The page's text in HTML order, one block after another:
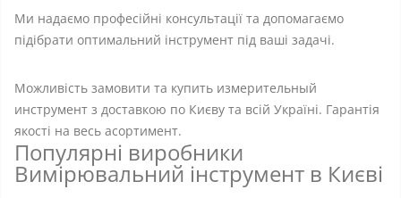
Ми надаємо професійні консультації та допомагаємо
підібрати оптимальний інструмент під ваші задачі.
Можливість замовити та купить измерительный
инструмент з доставкою по Києву та всій Україні. Гарантія
якості на весь асортимент.
Популярні виробники
Вимірювальний інструмент в Києві